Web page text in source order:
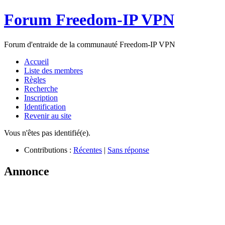
Forum Freedom-IP VPN
Forum d'entraide de la communauté Freedom-IP VPN
Accueil
Liste des membres
Règles
Recherche
Inscription
Identification
Revenir au site
Vous n'êtes pas identifié(e).
Contributions : Récentes | Sans réponse
Annonce